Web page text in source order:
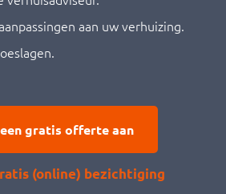
aan uw verhuizing.
gratis offerte aan
(online) bezichtiging